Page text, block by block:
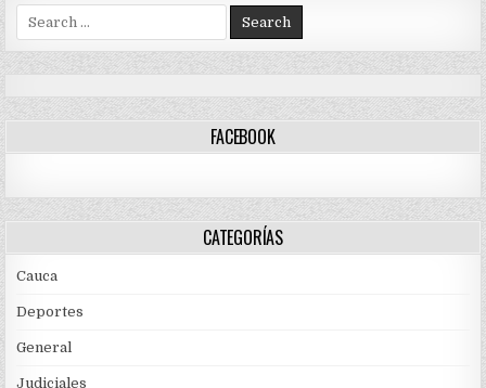
Search
for:
FACEBOOK
CATEGORÍAS
Cauca
Deportes
General
Judiciales